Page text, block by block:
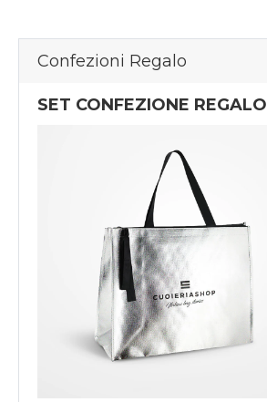
Confezioni Regalo
SET CONFEZIONE REGALO